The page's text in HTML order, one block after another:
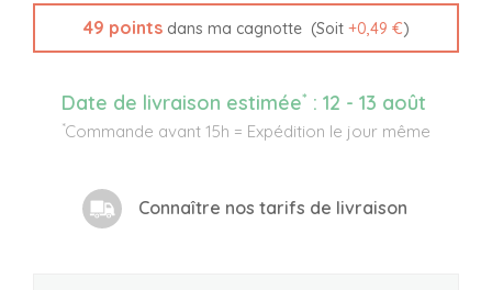
49 pointsdans ma cagnotte (Soit +0,49 €)
Date de livraison estimée* : 12 - 13 août
*Commande avant 15h = Expédition le jour même
Connaître nos tarifs de livraison